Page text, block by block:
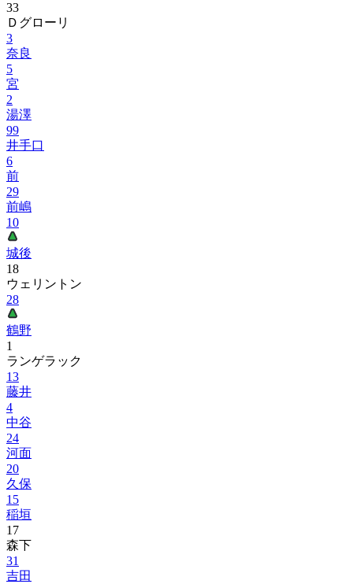
33
Ｄグローリ
3
奈良
5
宮
2
湯澤
99
井手口
6
前
29
前嶋
10
城後
18
ウェリントン
28
鶴野
1
ランゲラック
13
藤井
4
中谷
24
河面
20
久保
15
稲垣
17
森下
31
吉田